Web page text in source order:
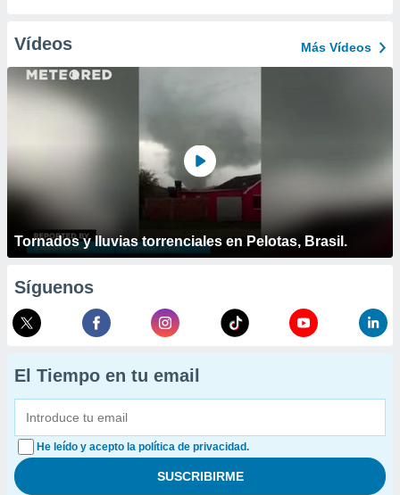
Vídeos Más Vídeos
Tornados y lluvias torrenciales en Pelotas, Brasil.
Síguenos
El Tiempo en tu email
He leído y acepto la política de privacidad.